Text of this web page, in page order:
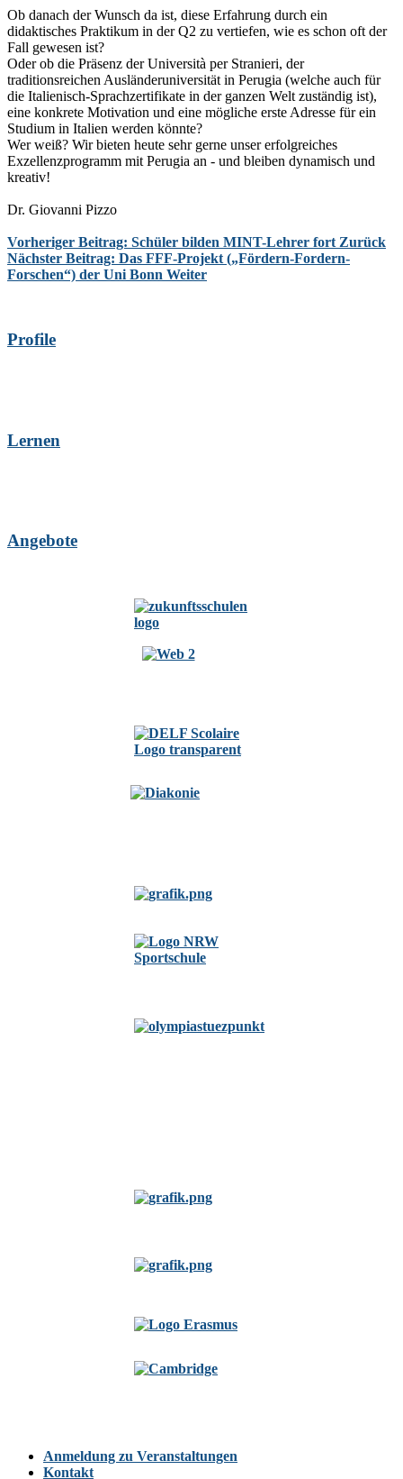
Ob danach der Wunsch da ist, diese Erfahrung durch ein
didaktisches Praktikum in der Q2 zu vertiefen, wie es schon oft der
Fall gewesen ist?
Oder ob die Präsenz der Università per Stranieri, der
traditionsreichen Ausländeruniversität in Perugia (welche auch für
die Italienisch-Sprachzertifikate in der ganzen Welt zuständig ist),
eine konkrete Motivation und eine mögliche erste Adresse für ein
Studium in Italien werden könnte?
Wer weiß? Wir bieten heute sehr gerne unser erfolgreiches
Exzellenzprogramm mit Perugia an - und bleiben dynamisch und
kreativ!
Dr. Giovanni Pizzo
Vorheriger Beitrag: Schüler bilden MINT-Lehrer fort Zurück
Nächster Beitrag: Das FFF-Projekt („Fördern-Fordern-
Forschen“) der Uni Bonn Weiter
Profile
Lernen
Angebote
Anmeldung zu Veranstaltungen
Kontakt